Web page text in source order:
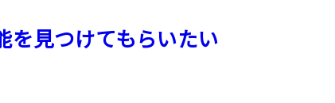
を見つけてもらいたい